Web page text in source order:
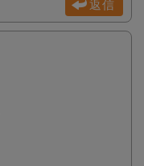
返信